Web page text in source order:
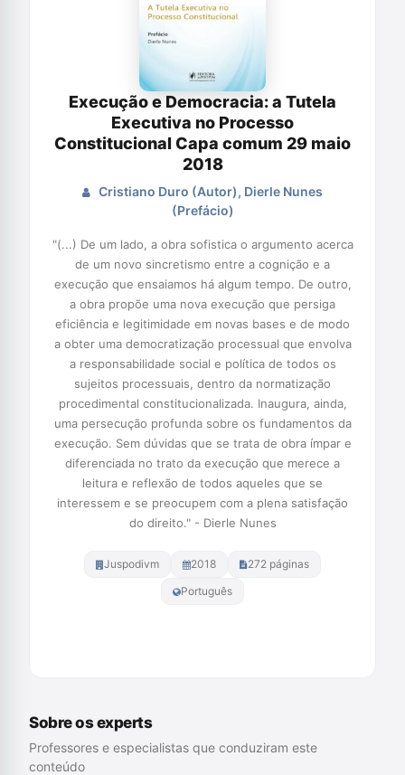
Execução e Democracia: a Tutela
Executiva no Processo
Constitucional Capa comum 29 maio
2018
Cristiano Duro (Autor), Dierle Nunes
(Prefácio)
"(...) De um lado, a obra sofistica o argumento acerca
de um novo sincretismo entre a cognição e a
execução que ensaiamos há algum tempo. De outro,
a obra propõe uma nova execução que persiga
eficiência e legitimidade em novas bases e de modo
a obter uma democratização processual que envolva
a responsabilidade social e política de todos os
sujeitos processuais, dentro da normatização
procedimental constitucionalizada. Inaugura, ainda,
uma persecução profunda sobre os fundamentos da
execução. Sem dúvidas que se trata de obra ímpar e
diferenciada no trato da execução que merece a
leitura e reflexão de todos aqueles que se
interessem e se preocupem com a plena satisfação
do direito." - Dierle Nunes
Juspodivm 2018
272 páginas
Português
Sobre os experts
Professores e especialistas que conduziram este
conteúdo